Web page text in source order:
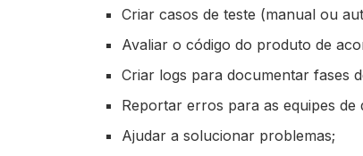
Criar casos de teste (manual ou
Avaliar o código do produto de
Criar logs para documentar fases
Reportar erros para as equipes de
Ajudar a solucionar problemas;